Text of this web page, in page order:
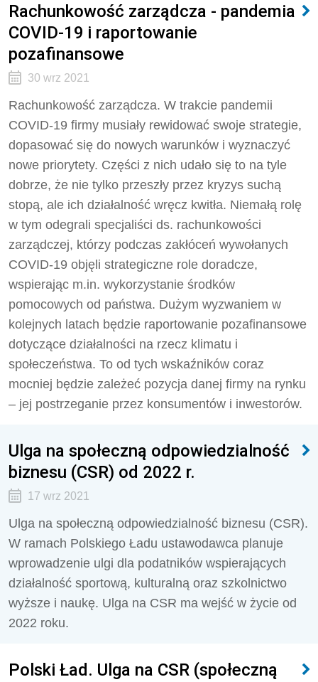
Rachunkowość zarządcza - pandemia
COVID-19 i raportowanie
pozafinansowe
30 wrz 2021
Rachunkowość zarządcza. W trakcie pandemii
COVID-19 firmy musiały rewidować swoje strategie,
dopasować się do nowych warunków i wyznaczyć
nowe priorytety. Części z nich udało się to na tyle
dobrze, że nie tylko przeszły przez kryzys suchą
stopą, ale ich działalność wręcz kwitła. Niemałą rolę
w tym odegrali specjaliści ds. rachunkowości
zarządczej, którzy podczas zakłóceń wywołanych
COVID-19 objęli strategiczne role doradcze,
wspierając m.in. wykorzystanie środków
pomocowych od państwa. Dużym wyzwaniem w
kolejnych latach będzie raportowanie pozafinansowe
dotyczące działalności na rzecz klimatu i
społeczeństwa. To od tych wskaźników coraz
mocniej będzie zależeć pozycja danej firmy na rynku
– jej postrzeganie przez konsumentów i inwestorów.
Ulga na społeczną odpowiedzialność
biznesu (CSR) od 2022 r.
17 wrz 2021
Ulga na społeczną odpowiedzialność biznesu (CSR).
W ramach Polskiego Ładu ustawodawca planuje
wprowadzenie ulgi dla podatników wspierających
działalność sportową, kulturalną oraz szkolnictwo
wyższe i naukę. Ulga na CSR ma wejść w życie od
2022 roku.
Polski Ład. Ulga na CSR (społeczną